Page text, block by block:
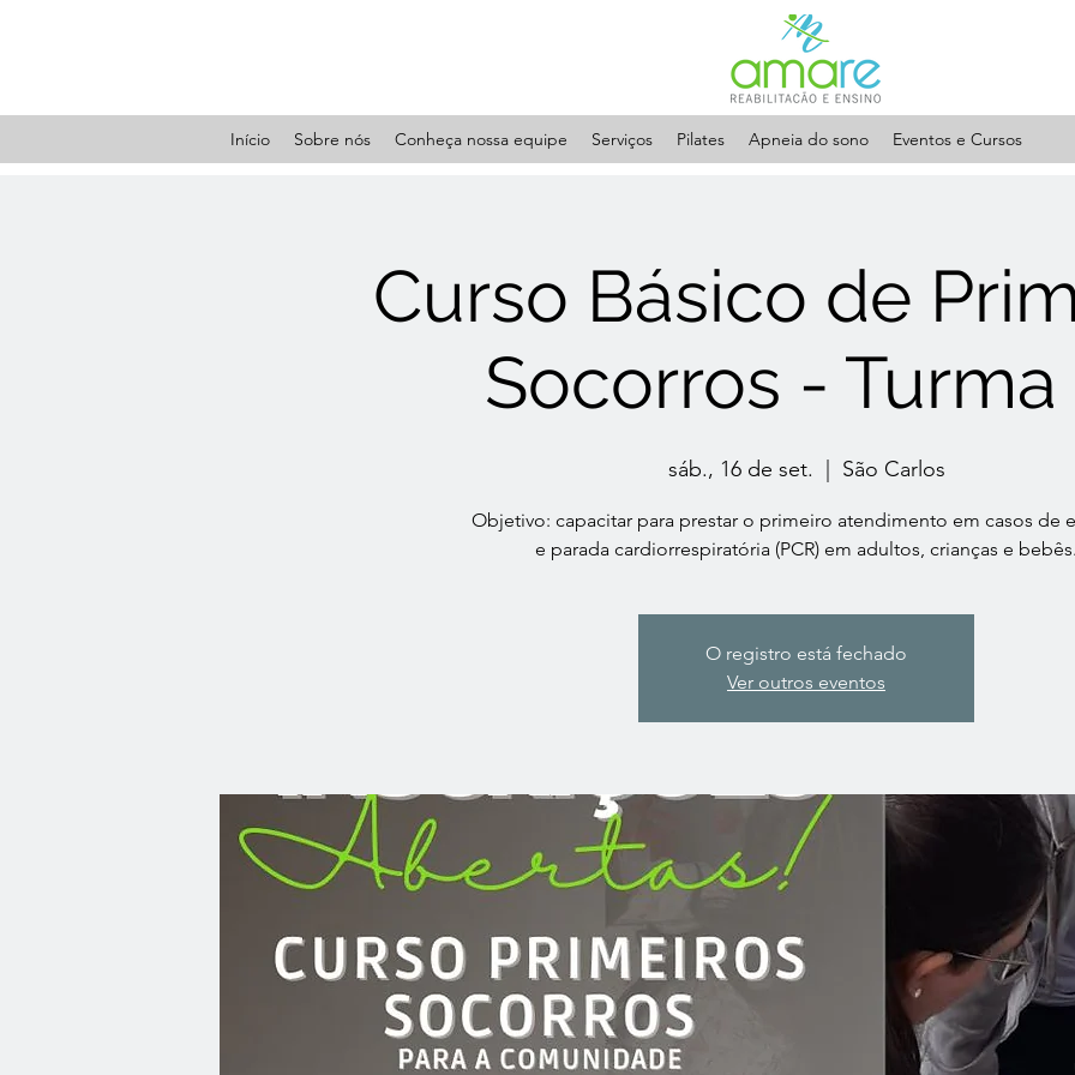
Início Sobre nós Conheça nossa equipe Serviços Pilates Apneia do sono Eventos e Cursos
Curso Básico de
Socorros - Turma
sáb., 16 de set. São Carlos
Objetivo: capacitar para prestar o primeiro atendimento em casos de
e parada cardiorrespiratória (PCR) em adultos, crianças e
O registro está fechado
Ver outros eventos